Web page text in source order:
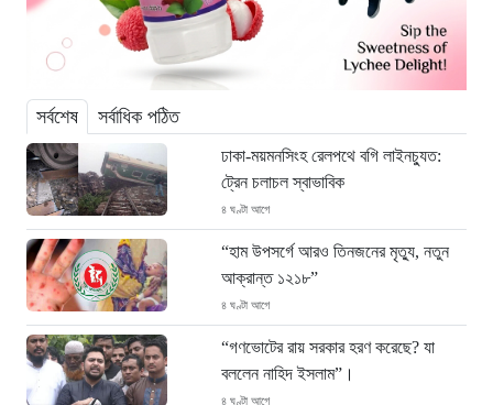
সর্বশেষ সর্বাধিক পঠিত
ঢাকা-ময়মনসিংহ রেলপথে বগি লাইনচ্যুত:
ট্রেন চলাচল স্বাভাবিক
৪ ঘণ্টা আগে
“হাম উপসর্গে আরও তিনজনের মৃত্যু, নতুন
আক্রান্ত ১২১৮”
৪ ঘণ্টা আগে
“গণভোটের রায় সরকার হরণ করেছে? যা
বললেন নাহিদ ইসলাম”।
৪ ঘণ্টা আগে